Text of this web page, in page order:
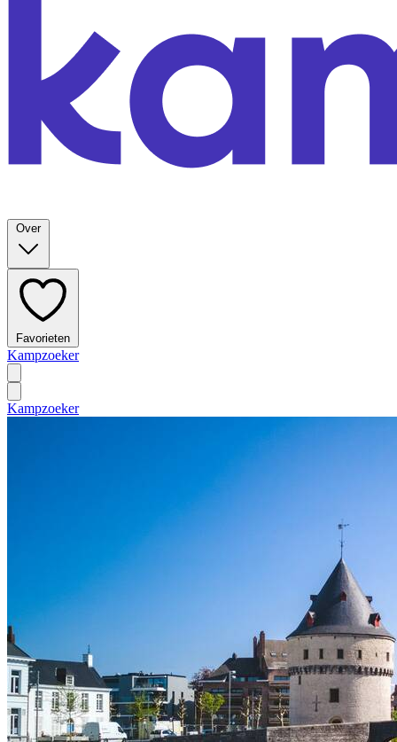
Over
Favorieten
Kampzoeker
Kampzoeker